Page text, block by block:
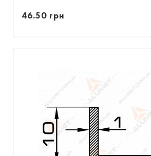
46.50 грн